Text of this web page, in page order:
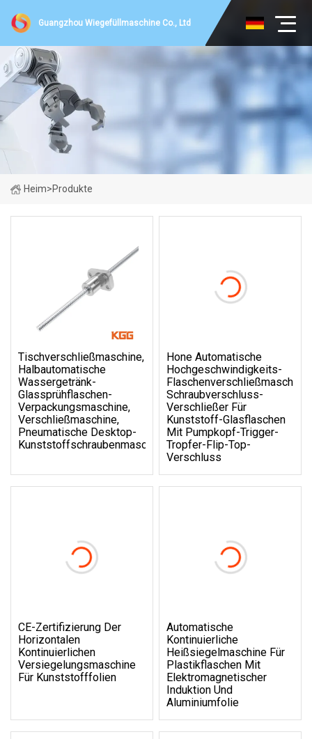
Guangzhou Wiegefüllmaschine Co., Ltd
Heim>Produkte
Tischverschließmaschine,
Halbautomatische
Wassergetränk-
Glassprühflaschen-
Verpackungsmaschine,
Verschließmaschine,
Pneumatische Desktop-
Kunststoffschraubenmaschine
Hone Automatische
Hochgeschwindigkeits-
Flaschenverschließmaschine,
Schraubverschluss-
Verschließer Für
Kunststoff-Glasflaschen
Mit Pumpkopf-Trigger-
Tropfer-Flip-Top-
Verschluss
CE-Zertifizierung Der
Horizontalen
Kontinuierlichen
Versiegelungsmaschine
Für Kunststofffolien
Automatische
Kontinuierliche
Heißsiegelmaschine Für
Plastikflaschen Mit
Elektromagnetischer
Induktion Und
Aluminiumfolie